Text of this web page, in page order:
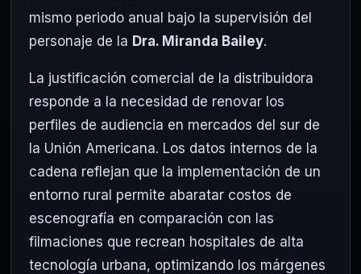
mismo periodo anual bajo la supervisión del
personaje de la Dra. Miranda Bailey.
La justificación comercial de la distribuidora
responde a la necesidad de renovar los
perfiles de audiencia en mercados del sur de
la Unión Americana. Los datos internos de la
cadena reflejan que la implementación de un
entorno rural permite abaratar costos de
escenografía en comparación con las
filmaciones que recrean hospitales de alta
tecnología urbana, optimizando los márgenes